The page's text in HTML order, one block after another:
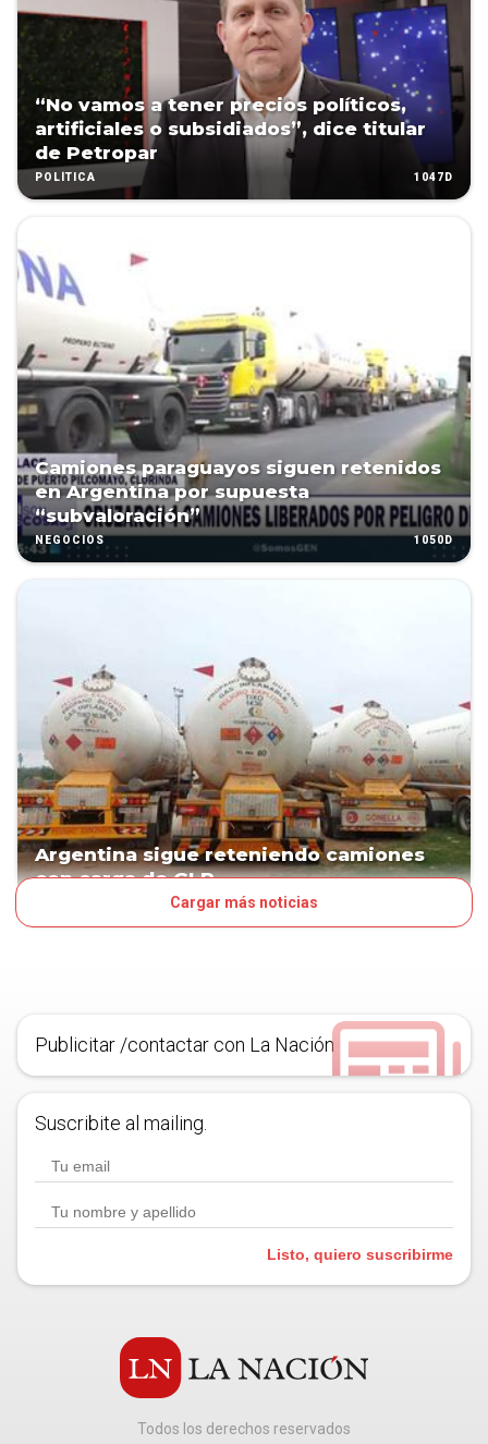
“No vamos a tener precios políticos,
artificiales o subsidiados”, dice titular
de Petropar
POLÍTICA 1047D
Camiones paraguayos siguen retenidos
en Argentina por supuesta
“subvaloración”
NEGOCIOS 1050D
Argentina sigue reteniendo camiones
con carga de GLP
Cargar más noticias
Publicitar /contactar con La Nación
Suscribite al mailing.
Listo, quiero suscribirme
Todos los derechos reservados